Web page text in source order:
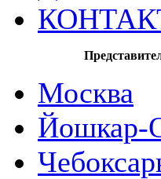
Москва
Йошкар-